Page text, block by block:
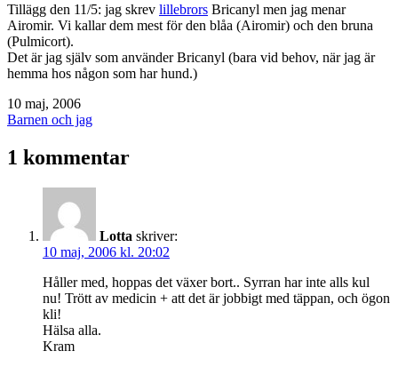
Tillägg den 11/5: jag skrev lillebrors Bricanyl men jag menar
Airomir. Vi kallar dem mest för den blåa (Airomir) och den bruna
(Pulmicort).
Det är jag själv som använder Bricanyl (bara vid behov, när jag är
hemma hos någon som har hund.)
Publicerat
den
10 maj, 2006
Kategoriserat
Barnen och jag
1 kommentar
Lotta skriver:
10 maj, 2006 kl. 20:02
Håller med, hoppas det växer bort.. Syrran har inte alls kul
nu! Trött av medicin + att det är jobbigt med täppan, och ögon
kli!
Hälsa alla.
Kram